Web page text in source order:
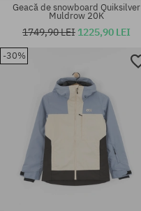
Mărimi existente:
Geacă de snowboard Quiksilver
Muldrow 20K
1749,90 LEI 1225,90 LEI
-30%